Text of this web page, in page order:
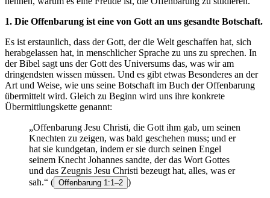
1. Die Offenbarung ist eine von Gott an uns gesandte Botschaft.
Es ist erstaunlich, dass der Gott, der die Welt geschaffen hat, sich
herabgelassen hat, in menschlicher Sprache zu uns zu sprechen. In
der Bibel sagt uns der Gott des Universums das, was wir am
dringendsten wissen müssen. Und es gibt etwas Besonderes an der
Art und Weise, wie uns seine Botschaft im Buch der Offenbarung
übermittelt wird. Gleich zu Beginn wird uns ihre konkrete
Übermittlungskette genannt:
„Offenbarung Jesu Christi, die Gott ihm gab, um seinen
Knechten zu zeigen, was bald geschehen muss; und er
hat sie kundgetan, indem er sie durch seinen Engel
seinem Knecht Johannes sandte, der das Wort Gottes
und das Zeugnis Jesu Christi bezeugt hat, alles, was er
sah.“ ( Offenbarung 1:1–2 )